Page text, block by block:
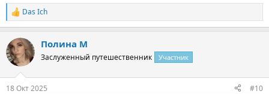
Р
е
к
ц
и
Das Ich
Полина М
Заслуженный путешественник Участник
18 Окт 2025 #10